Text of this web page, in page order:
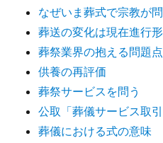
なぜいま葬式で宗教が
葬送の変化は現在進行形
葬祭業界の抱える問題点
供養の再評価
葬祭サービスを問う
公取「葬儀サービス取
葬儀における式の意味